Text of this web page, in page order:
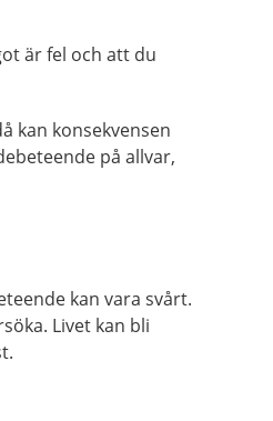
är fel och att du
kan konsekvensen
på allvar,
kan vara svårt.
Livet kan bli